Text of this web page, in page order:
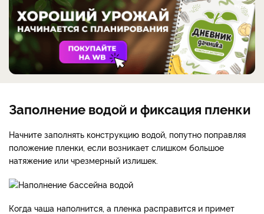
Заполнение водой и фиксация пленки
Начните заполнять конструкцию водой, попутно поправляя
положение пленки, если возникает слишком большое
натяжение или чрезмерный излишек.
Когда чаша наполнится, а пленка расправится и примет